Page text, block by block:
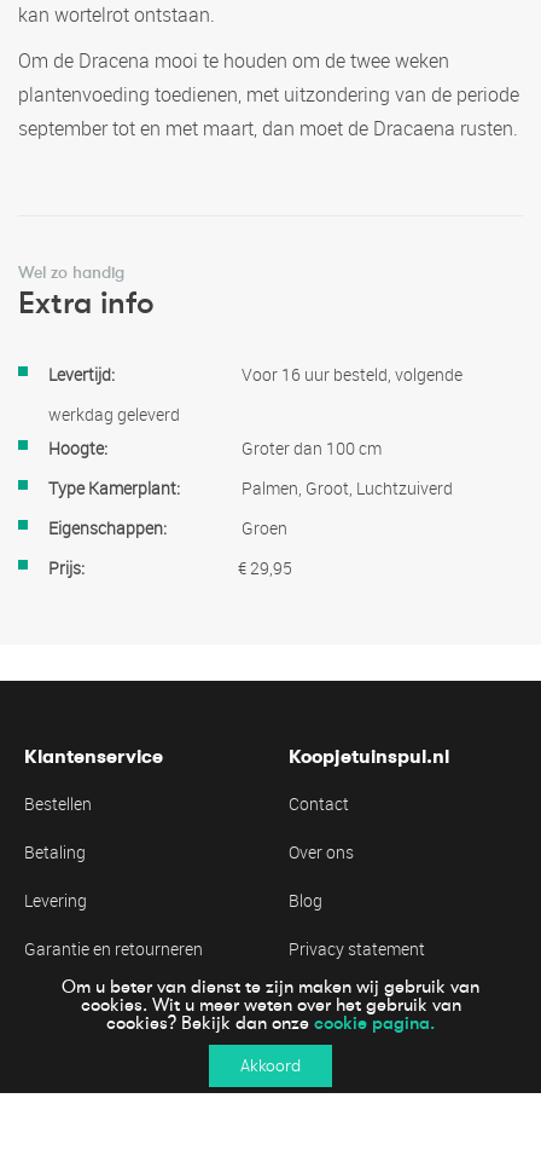
Om u beter van dienst te zijn maken wij gebruik van
cookies. Wit u meer weten over het gebruik van
cookies? Bekijk dan onze cookie pagina.
Akkoord
kan wortelrot ontstaan.
Om de Dracena mooi te houden om de twee weken
plantenvoeding toedienen, met uitzondering van de periode
september tot en met maart, dan moet de Dracaena rusten.
Wel zo handig
Extra info
Meer
Voor 16 uur besteld, volgende
werkdag geleverd
Groter dan 100 cm
Palmen, Groot, Luchtzuiverd
Groen
€ 29,95
Klantenservice
Bestellen
Betaling
Levering
Garantie en retourneren
Algemene voorwaarden
Koopjetuinspul.nl
Contact
Over ons
Blog
Privacy statement
Cookie statement
Online veiling betalen